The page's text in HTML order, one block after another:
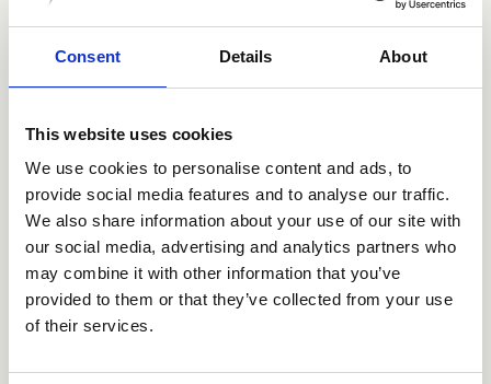
Consent Details About
This website uses cookies
We use cookies to personalise content and ads, to
provide social media features and to analyse our traffic.
We also share information about your use of our site with
our social media, advertising and analytics partners who
may combine it with other information that you’ve
provided to them or that they’ve collected from your use
of their services.